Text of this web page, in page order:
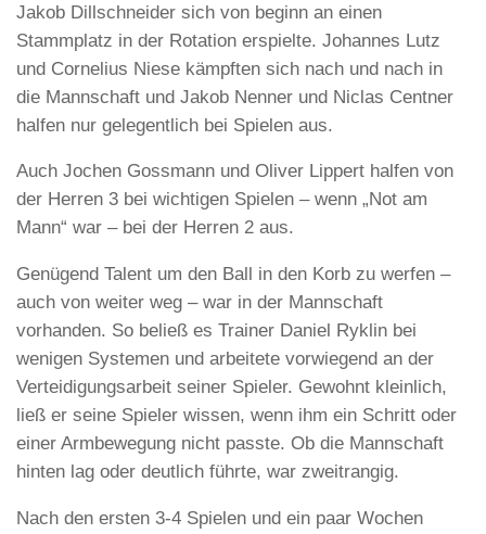
Jakob Dillschneider sich von beginn an einen
Stammplatz in der Rotation erspielte. Johannes Lutz
und Cornelius Niese kämpften sich nach und nach in
die Mannschaft und Jakob Nenner und Niclas Centner
halfen nur gelegentlich bei Spielen aus.
Auch Jochen Gossmann und Oliver Lippert halfen von
der Herren 3 bei wichtigen Spielen – wenn „Not am
Mann“ war – bei der Herren 2 aus.
Genügend Talent um den Ball in den Korb zu werfen –
auch von weiter weg – war in der Mannschaft
vorhanden. So beließ es Trainer Daniel Ryklin bei
wenigen Systemen und arbeitete vorwiegend an der
Verteidigungsarbeit seiner Spieler. Gewohnt kleinlich,
ließ er seine Spieler wissen, wenn ihm ein Schritt oder
einer Armbewegung nicht passte. Ob die Mannschaft
hinten lag oder deutlich führte, war zweitrangig.
Nach den ersten 3-4 Spielen und ein paar Wochen